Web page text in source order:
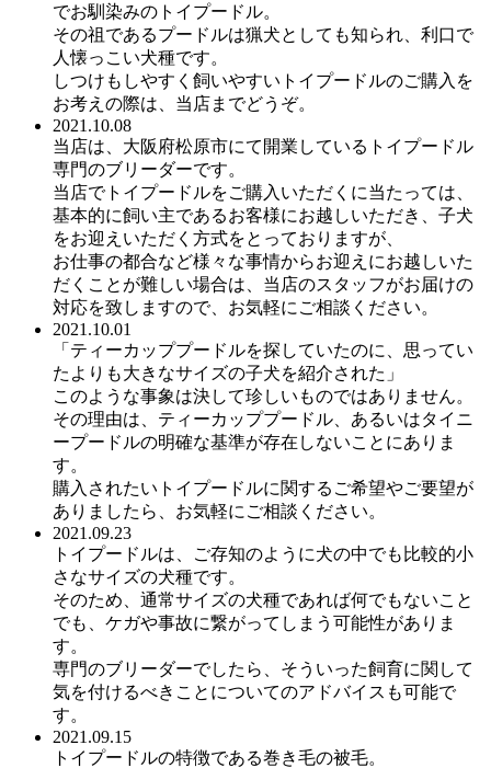
でお馴染みのトイプードル。
その祖であるプードルは猟犬としても知られ、利口で
人懐っこい犬種です。
しつけもしやすく飼いやすいトイプードルのご購入を
お考えの際は、当店までどうぞ。
2021.10.08
当店は、大阪府松原市にて開業しているトイプードル
専門のブリーダーです。
当店でトイプードルをご購入いただくに当たっては、
基本的に飼い主であるお客様にお越しいただき、子犬
をお迎えいただく方式をとっておりますが、
お仕事の都合など様々な事情からお迎えにお越しいた
だくことが難しい場合は、当店のスタッフがお届けの
対応を致しますので、お気軽にご相談ください。
2021.10.01
「ティーカッププードルを探していたのに、思ってい
たよりも大きなサイズの子犬を紹介された」
このような事象は決して珍しいものではありません。
その理由は、ティーカッププードル、あるいはタイニ
ープードルの明確な基準が存在しないことにありま
す。
購入されたいトイプードルに関するご希望やご要望が
ありましたら、お気軽にご相談ください。
2021.09.23
トイプードルは、ご存知のように犬の中でも比較的小
さなサイズの犬種です。
そのため、通常サイズの犬種であれば何でもないこと
でも、ケガや事故に繋がってしまう可能性がありま
す。
専門のブリーダーでしたら、そういった飼育に関して
気を付けるべきことについてのアドバイスも可能で
す。
2021.09.15
トイプードルの特徴である巻き毛の被毛。